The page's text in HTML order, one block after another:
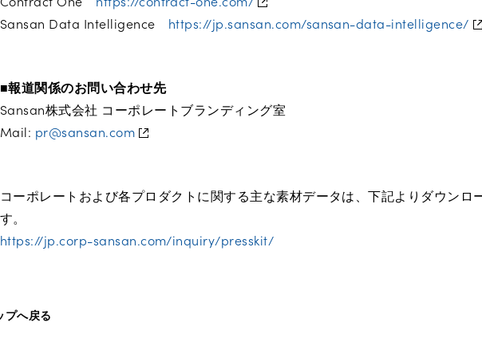
Sansan Data Intelligence https://jp.sansan.com/sansan-data-intelligence/
■報道関係のお問い合わせ先
Sansan株式会社 コーポレートブランディング室
Mail: pr@sansan.com
コーポレートおよび各プロダクトに関する主な素材データは、下記よりダウンロ
す。
https://jp.corp-sansan.com/inquiry/presskit/
プへ戻る